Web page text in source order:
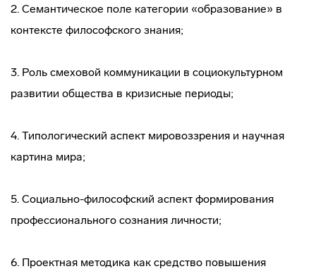
2. Семантическое поле категории «образование» в
контексте философского знания;
3. Роль смеховой коммуникации в социокультурном
развитии общества в кризисные периоды;
4. Типологический аспект мировоззрения и научная
картина мира;
5. Социально-философский аспект формирования
профессионального сознания личности;
6. Проектная методика как средство повышения